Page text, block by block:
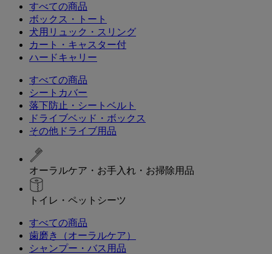
すべての商品
ボックス・トート
犬用リュック・スリング
カート・キャスター付
ハードキャリー
すべての商品
シートカバー
落下防止・シートベルト
ドライブベッド・ボックス
その他ドライブ用品
オーラルケア・お手入れ・お掃除用品
トイレ・ペットシーツ
すべての商品
歯磨き（オーラルケア）
シャンプー・バス用品